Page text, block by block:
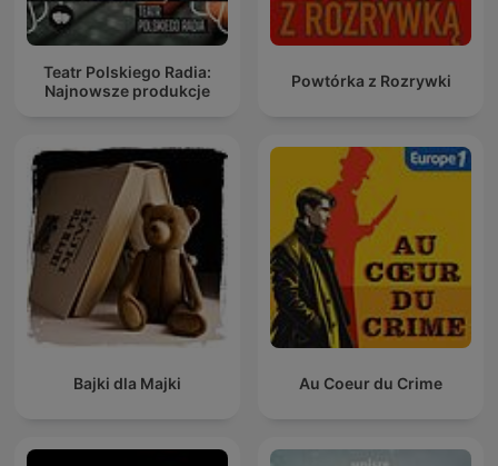
Teatr Polskiego Radia:
Najnowsze produkcje
Powtórka z Rozrywki
Bajki dla Majki Au Coeur du Crime